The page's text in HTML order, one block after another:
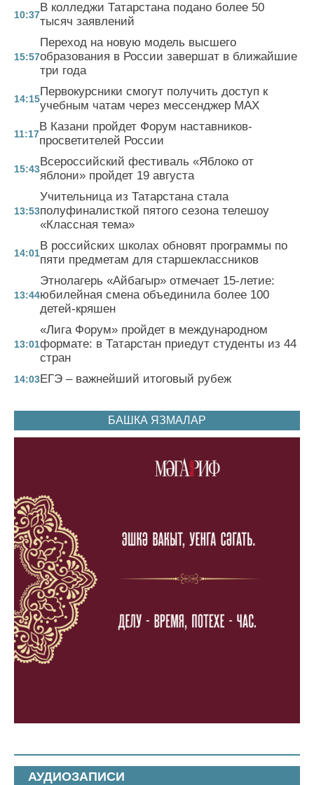
10:37
В колледжи Татарстана подано более 50
тысяч заявлений
15:57
Переход на новую модель высшего
образования в России завершат в ближайшие
три года
14:15
Первокурсники смогут получить доступ к
учебным чатам через мессенджер MAX
11:17
В Казани пройдет Форум наставников-
просветителей России
15:43
Всероссийский фестиваль «Яблоко от
яблони» пройдет 19 августа
13:53
Учительница из Татарстана стала
полуфиналисткой пятого сезона телешоу
«Классная тема»
14:01
В российских школах обновят программы по
пяти предметам для старшеклассников
13:44
Этнолагерь «Айбагыр» отмечает 15-летие:
юбилейная смена объединила более 100
детей-кряшен
13:01
«Лига Форум» пройдет в международном
формате: в Татарстан приедут студенты из 44
стран
14:03ЕГЭ – важнейший итоговый рубеж
БАШКА ЯЗМАЛАР
АУДИОЗАПИСИ